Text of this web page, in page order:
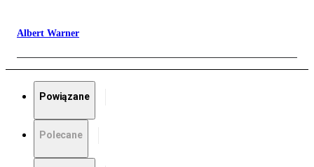
Albert Warner
Powiązane
Polecane